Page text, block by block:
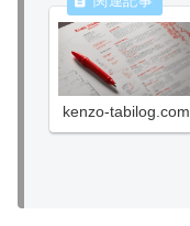
kenzo-tabilog.com